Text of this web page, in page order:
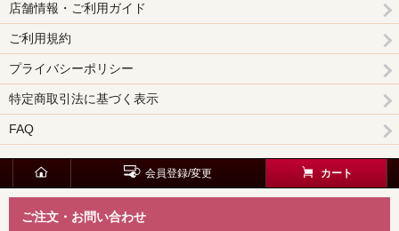
店舗情報・ご利用ガイド
ご利用規約
プライバシーポリシー
特定商取引法に基づく表示
FAQ
会員登録/変更 カート
ご注文・お問い合わせ